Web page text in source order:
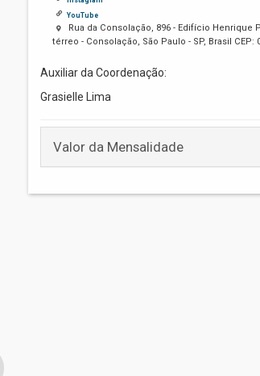
YouTube
Rua da Consolação, 896 - Edifício Henrique
térreo - Consolação, São Paulo - SP, Brasil CEP:
Auxiliar da Coordenação:
Grasielle Lima
Valor da Mensalidade